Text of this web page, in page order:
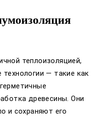
теплоизоляцией,
— такие как
древесины. Они
и сохраняют его